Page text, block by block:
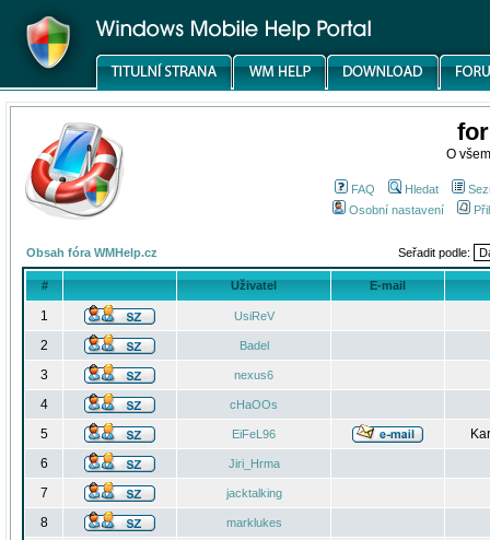
O
FAQ Hledat
Osobní nastavení
Obsah fóra WMHelp.cz Seřadit podle:
# Uživatel E-mail
1 UsiReV
2 Badel
3 nexus6
4 cHaOOs
5 EiFeL96
6
Jiri_Hrma
7 jacktalking
8 marklukes